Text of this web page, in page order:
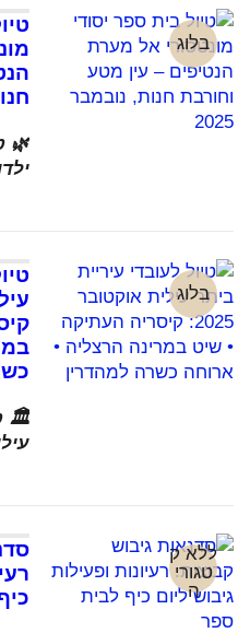
בלוג
🌿
בלוג
🏛️
ללא ק
טגורי
ה